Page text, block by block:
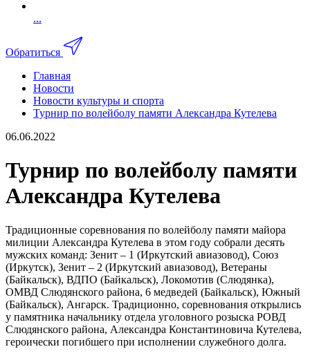
...
Обратиться
Главная
Новости
Новости культуры и спорта
Турнир по волейболу памяти Александра Кутелева
06.06.2022
Турнир по волейболу памяти
Александра Кутелева
Традиционные соревнования по волейболу памяти майора
милиции Александра Кутелева в этом году собрали десять
мужских команд: Зенит – 1 (Иркутский авиазовод), Союз
(Иркутск), Зенит – 2 (Иркутский авиазовод), Ветераны
(Байкальск), ВДПО (Байкальск), Локомотив (Слюдянка),
ОМВД Слюдянского района, 6 медведей (Байкальск), Южный
(Байкальск), Ангарск. Традиционно, соревнования открылись
у памятника начальнику отдела уголовного розыска РОВД
Слюдянского района, Александра Константиновича Кутелева,
героически погибшего при исполнении служебного долга.